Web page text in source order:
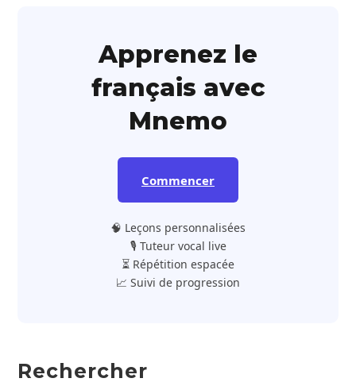
Apprenez le
français avec
Mnemo
Commencer
🧠 Leçons personnalisées
🎙️ Tuteur vocal live
⏳ Répétition espacée
📈 Suivi de progression
Rechercher